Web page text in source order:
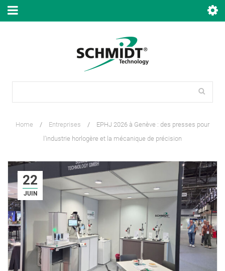
Home / Entreprises /
EPHJ 2026 à Genève : des presses pour
l’industrie horlogère et la mécanique de précision
22
JUIN